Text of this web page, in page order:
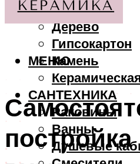
МАТЕРИАЛЫ
Дерево
Гипсокартон
Камень
САНТЕХНИКА
Раковины
Ванны
Душевые
МЕНЮ